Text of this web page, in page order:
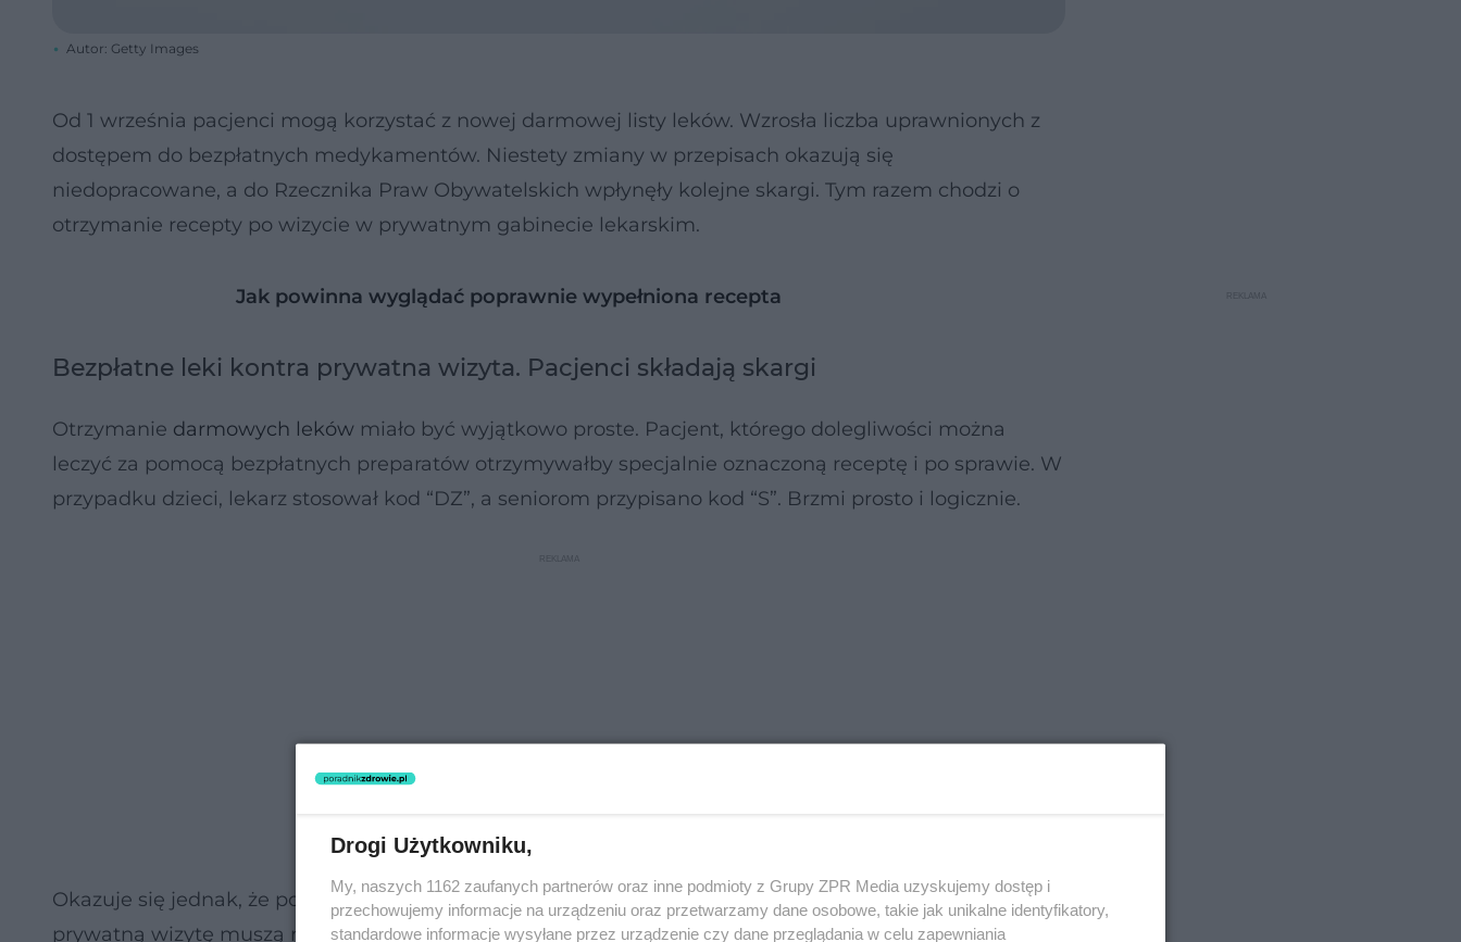
Autor: Getty Images
Od 1 września pacjenci mogą korzystać z nowej darmowej listy leków. Wzrosła liczba uprawnionych z
dostępem do bezpłatnych medykamentów. Niestety zmiany w przepisach okazują się
niedopracowane, a do Rzecznika Praw Obywatelskich wpłynęły kolejne skargi. Tym razem chodzi o
otrzymanie recepty po wizycie w prywatnym gabinecie lekarskim.
Jak powinna wyglądać poprawnie wypełniona recepta
Bezpłatne leki kontra prywatna wizyta. Pacjenci składają skargi
Otrzymanie darmowych leków miało być wyjątkowo proste. Pacjent, którego dolegliwości można
leczyć za pomocą bezpłatnych preparatów otrzymywałby specjalnie oznaczoną receptę i po sprawie. W
przypadku dzieci, lekarz stosował kod “DZ”, a seniorom przypisano kod “S”. Brzmi prosto i logicznie.
Okazuje się jednak, że pojawiły się kolejne problemy. Tym razem pacjenci zgłaszają, że udając się na
prywatną wizytę muszą również zapłacić za lekarstwa. Sprawa trafiła do Rzecznika Praw
Drogi Użytkowniku,
My, naszych 1162 zaufanych partnerów oraz inne podmioty z Grupy ZPR Media uzyskujemy dostęp i
przechowujemy informacje na urządzeniu oraz przetwarzamy dane osobowe, takie jak unikalne identyfikatory,
standardowe informacje wysyłane przez urządzenie czy dane przeglądania w celu zapewniania